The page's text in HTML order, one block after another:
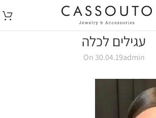
עגילים לכלה
admin
On 30.04.19